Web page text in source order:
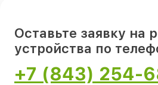
Оставьте заявку на
устройства по
+7 (843) 254-